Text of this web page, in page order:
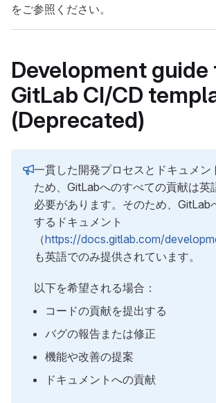
をご参照ください。
Development guide
GitLab CI/CD
(Deprecated)
一貫した開発プロセスとドキュメン
ため、GitLabへのすべての貢献は英
必要があります。そのため、GitLab
するドキュメント
（https://docs.gitlab.com/
も英語でのみ提供されています。
以下を希望される場合：
コードの貢献を提出する
バグの報告または修正
機能や改善の提案
ドキュメントへの貢献